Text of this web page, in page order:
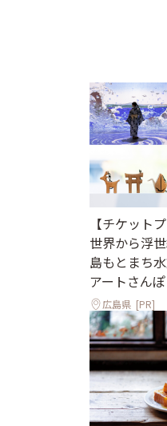
【チケット
世界から浮
島もとまち
アートさんぽ
広島県 [PR]